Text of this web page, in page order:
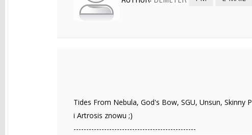
Tides From Nebula, God's Bow, SGU, Unsun, Skinny
i Artrosis znowu ;)
------------------------------------------------